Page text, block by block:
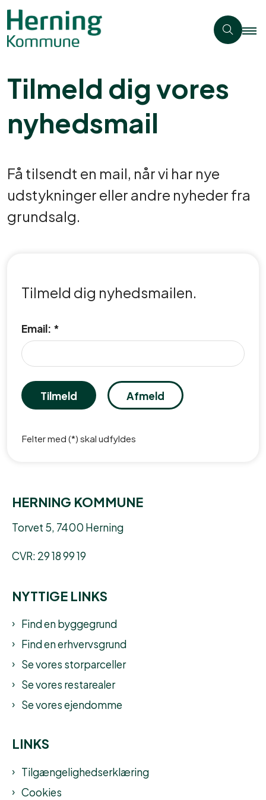
Tilmeld dig vores
nyhedsmail
Få tilsendt en mail, når vi har nye
udstykninger eller andre nyheder fra
grundsalg.
Tilmeld dig nyhedsmailen.
Email: *
Tilmeld Afmeld
Felter med (*) skal udfyldes
HERNING KOMMUNE
Torvet 5, 7400 Herning
CVR: 29 18 99 19
NYTTIGE LINKS
Find en byggegrund
Find en erhvervsgrund
Se vores storparceller
Se vores restarealer
Se vores ejendomme
LINKS
Tilgængelighedserklæring
Cookies